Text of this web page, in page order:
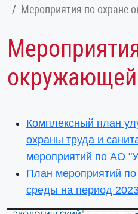
Мероприятия по охране
Комплексный план
охраны труда и
мероприятий по АО
План мероприятий
среды на период 2023